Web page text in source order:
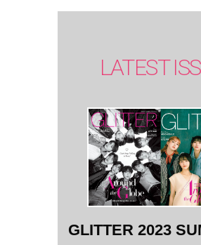
LATEST
GLITTER 2023